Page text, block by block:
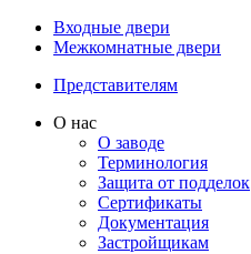
Входные двери
Межкомнатные двери
Представителям
О нас
О заводе
Терминология
Защита от подделок
Сертификаты
Документация
Застройщикам